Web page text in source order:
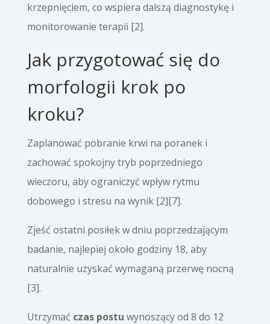
krzepnięciem, co wspiera dalszą diagnostykę i
monitorowanie terapii [2].
Jak przygotować się do
morfologii krok po
kroku?
Zaplanować pobranie krwi na poranek i
zachować spokojny tryb poprzedniego
wieczoru, aby ograniczyć wpływ rytmu
dobowego i stresu na wynik [2][7].
Zjeść ostatni posiłek w dniu poprzedzającym
badanie, najlepiej około godziny 18, aby
naturalnie uzyskać wymaganą przerwę nocną
[3].
Utrzymać czas postu wynoszący od 8 do 12